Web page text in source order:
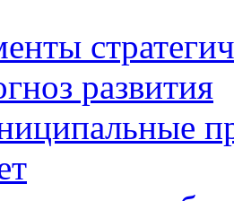
развития